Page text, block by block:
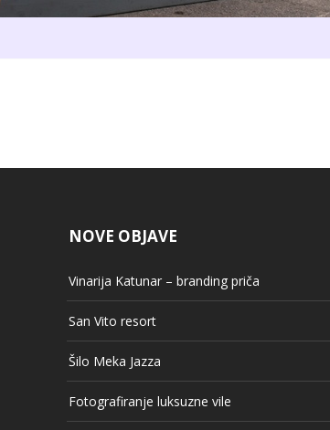
NOVE OBJAVE
Vinarija Katunar – branding priča
San Vito resort
Šilo Meka Jazza
Fotografiranje luksuzne vile